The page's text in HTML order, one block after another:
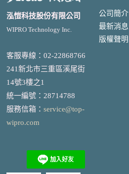
泓愷科技股份有限公司
WIPRO Technology Inc.
客服專線：02-22868766
241新北市三重區溪尾街
14號3樓之1
統一編號 ： 28714788
服務信箱： service@top-
wipro.com
公司簡介
最新消息
版權聲明